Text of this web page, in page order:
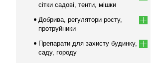
сітки садові, тенти, мішки
Добрива, регулятори росту,
протруйники
Препарати для захисту будинку,
саду, городу